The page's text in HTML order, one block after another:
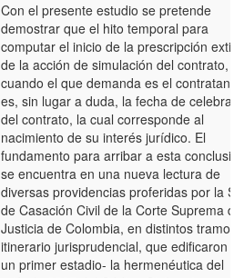
Con el presente estudio se pretende
demostrar que el hito temporal para
computar el inicio de la prescripción
de la acción de simulación del contrato,
cuando el que demanda es el contratante
es, sin lugar a duda, la fecha de
del contrato, la cual corresponde al
nacimiento de su interés jurídico. El
fundamento para arribar a esta
se encuentra en una nueva lectura de
diversas providencias proferidas por la
de Casación Civil de la Corte Suprema de
Justicia de Colombia, en distintos tramos
itinerario jurisprudencial, que edificaron
un primer estadio- la hermenéutica del